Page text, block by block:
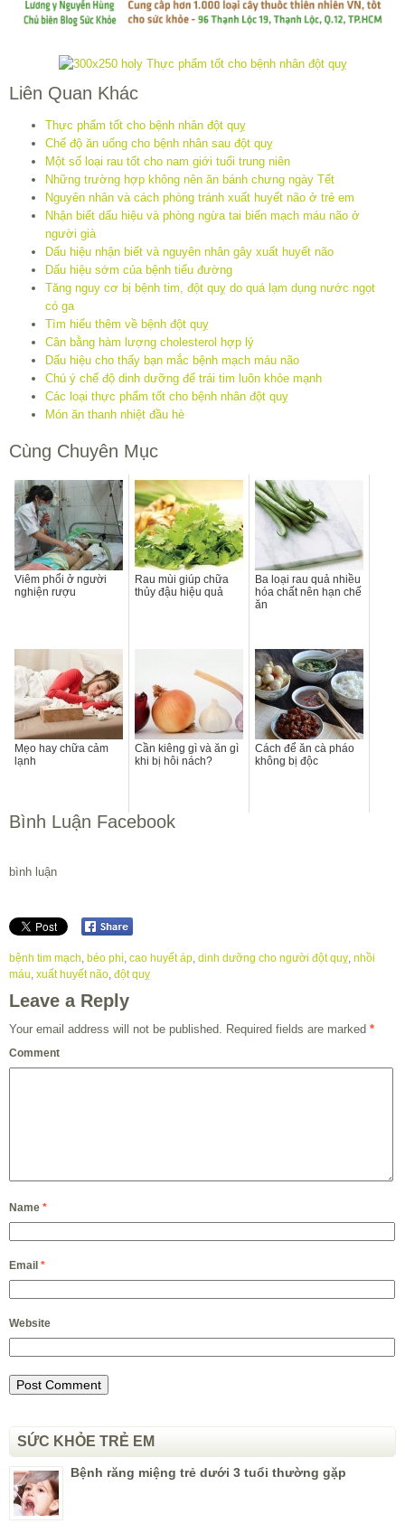
Liên Quan Khác
Thực phẩm tốt cho bệnh nhân đột quỵ
Chế độ ăn uống cho bệnh nhân sau đột quỵ
Một số loại rau tốt cho nam giới tuổi trung niên
Những trường hợp không nên ăn bánh chưng ngày Tết
Nguyên nhân và cách phòng tránh xuất huyết não ở trẻ em
Nhận biết dấu hiệu và phòng ngừa tai biến mạch máu não ở
người già
Dấu hiệu nhận biết và nguyên nhân gây xuất huyết não
Dấu hiệu sớm của bệnh tiểu đường
Tăng nguy cơ bị bệnh tim, đột quỵ do quá lạm dụng nước ngọt
có ga
Tìm hiểu thêm về bệnh đột quỵ
Cân bằng hàm lượng cholesterol hợp lý
Dấu hiệu cho thấy bạn mắc bệnh mạch máu não
Chú ý chế độ dinh dưỡng để trái tim luôn khỏe mạnh
Các loại thực phẩm tốt cho bệnh nhân đột quỵ
Món ăn thanh nhiệt đầu hè
Cùng Chuyên Mục
Viêm phổi ở người
nghiện rượu
Rau mùi giúp chữa
thủy đậu hiệu quả
Ba loại rau quả nhiều
hóa chất nên hạn chế
ăn
Mẹo hay chữa cảm
lạnh
Cần kiêng gì và ăn gì
khi bị hôi nách?
Cách để ăn cà pháo
không bị độc
Bình Luận Facebook
bình luận
bệnh tim mạch, béo phì, cao huyết áp, dinh dưỡng cho người đột quỵ, nhồi
máu, xuất huyết não, đột quỵ
Leave a Reply
Your email address will not be published. Required fields are marked *
Comment
Name *
Email *
Website
SỨC KHỎE TRẺ EM
Bệnh răng miệng trẻ dưới 3 tuổi thường gặp